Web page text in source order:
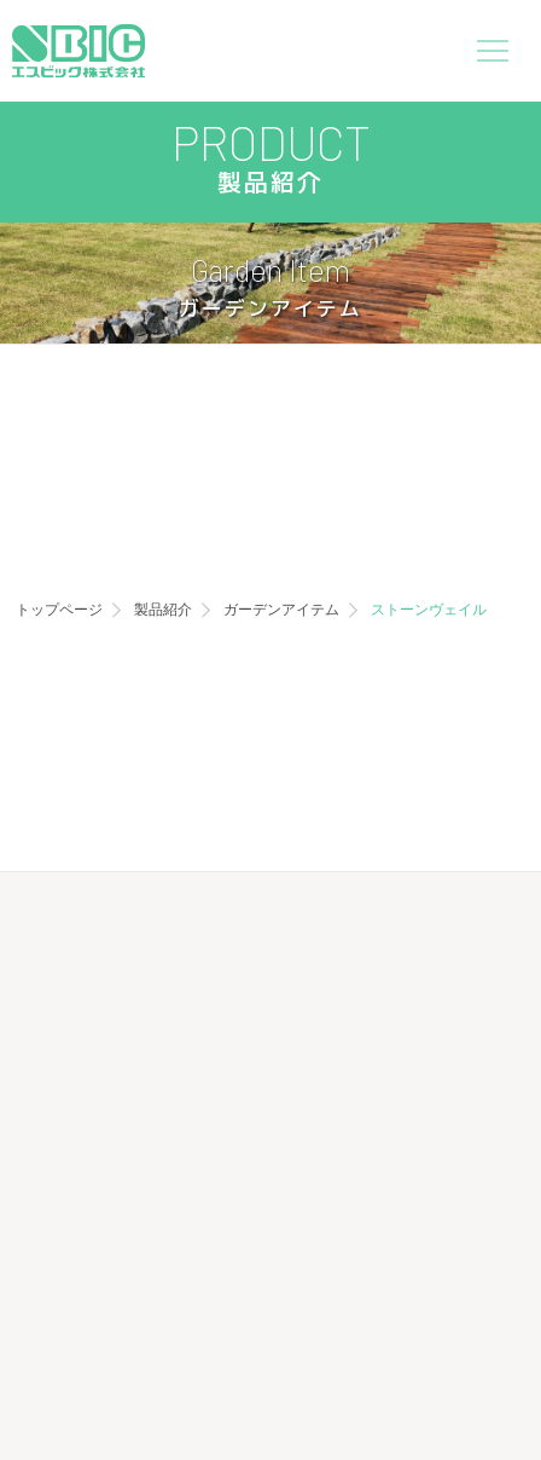
PRODUCT
製品紹介
Garden Item
ガーデンアイテム
トップページ 製品紹介 ガーデンアイテム ストーンヴェイル